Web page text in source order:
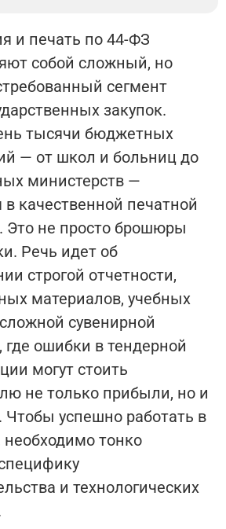
и печать по 44-ФЗ
собой сложный, но
сегмент
закупок.
тысячи бюджетных
— от школ и больниц до
министерств —
качественной печатной
Это не просто брошюры
Речь идет об
строгой отчетности,
материалов, учебных
сувенирной
где ошибки в тендерной
могут стоить
не только прибыли, но и
Чтобы успешно работать в
тонко
и технологических